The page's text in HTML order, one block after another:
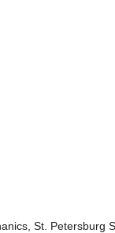
St. Petersburg